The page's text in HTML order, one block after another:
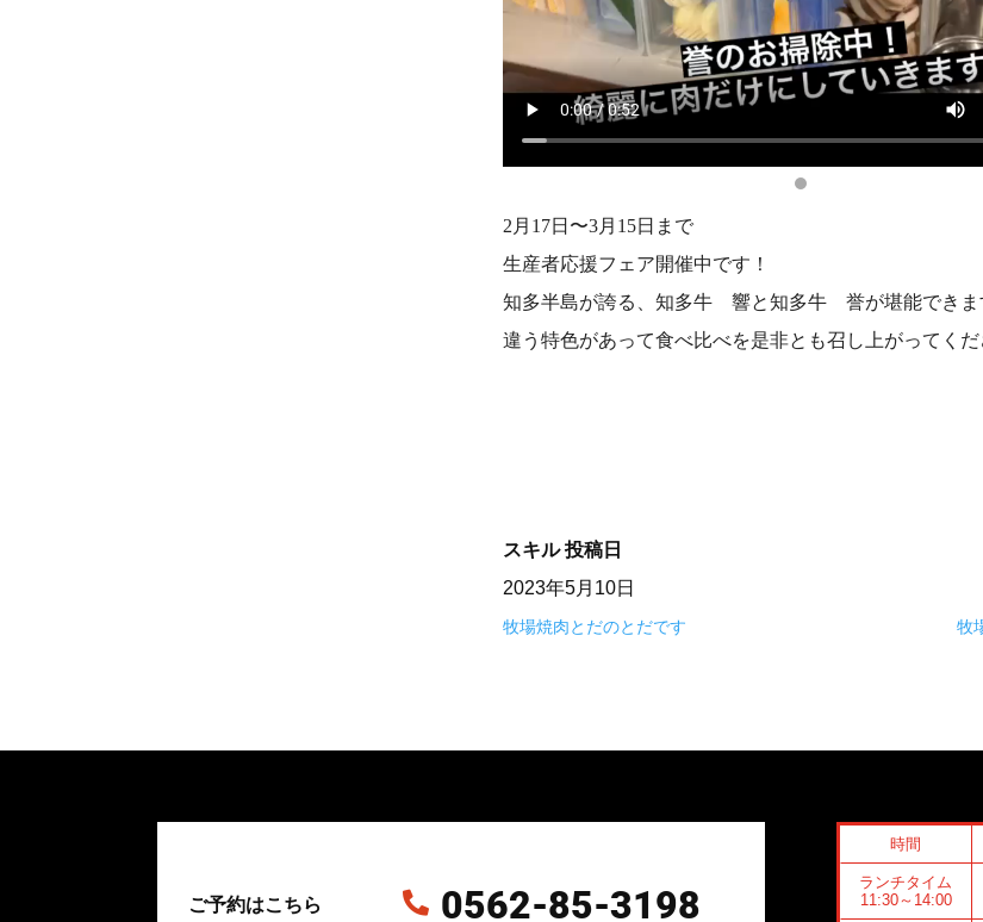
2月17日〜3月15日まで
生産者応援フェア開催中です！
知多半島が誇る、知多牛 響と知多牛 誉が堪能できま
違う特色があって食べ比べを是非とも召し上がってくだ
スキル 投稿日
2023年5月10日
牧場焼肉とだのとだです 牧
ご予約はこちら  0562-85-3198
時間
ランチタイム
11:30～14:00